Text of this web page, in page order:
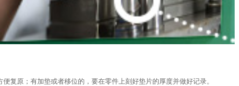
复原；有加垫或者移位的，要在零件上刻好垫片的厚度并做好记录。